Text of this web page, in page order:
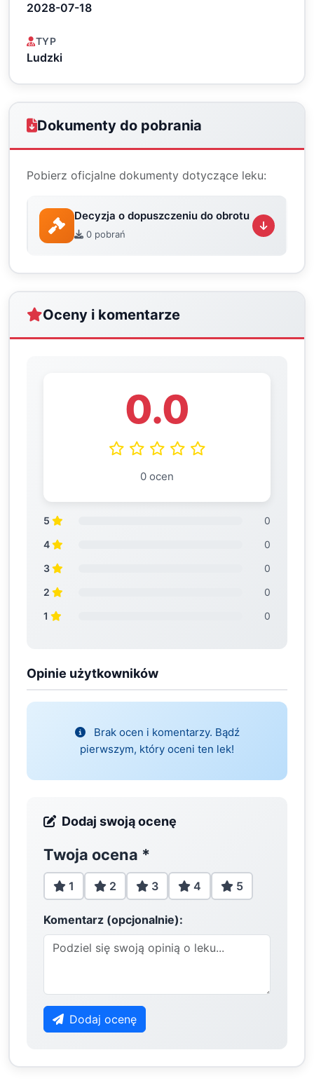
2028-07-18
TYP
Ludzki
Dokumenty do pobrania
Pobierz oficjalne dokumenty dotyczące leku:
Decyzja o dopuszczeniu do obrotu
0 pobrań
Oceny i komentarze
0.0
0 ocen
5
0
4
0
3
0
2
0
1
0
Opinie użytkowników
Brak ocen i komentarzy. Bądź
pierwszym, który oceni ten lek!
Dodaj swoją ocenę
Twoja ocena *
1 2 3 4 5
Komentarz (opcjonalnie):
Dodaj ocenę